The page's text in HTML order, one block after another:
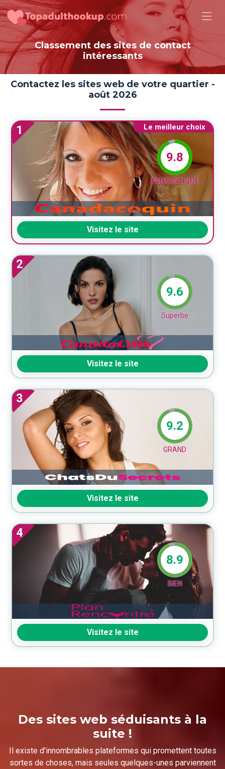
Classement des sites de contact
intéressants
Contactez les sites web de votre quartier -
août 2026
Le meilleur choix
1
9.8
FANTASTIQUE
Visitez le site
2
9.6
Superbe
Visitez le site
3
9.2
GRAND
Visitez le site
4
8.9
BIEN
Visitez le site
Des sites web séduisants à la
suite !
Il existe d'innombrables plateformes qui promettent toutes
sortes de choses, mais seules quelques-unes parviennent